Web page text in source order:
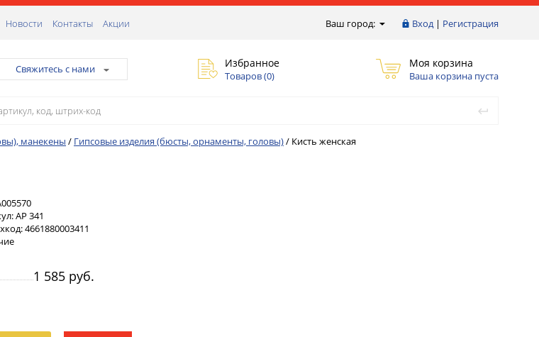
Ваш город: Вход| Регистрация
Новости Контакты Акции
Свяжитесь с нами Избранное
Товаров (0)
Моя корзина
Ваша корзина пуста
манекены / Гипсовые изделия (бюсты, орнаменты, головы)/ Кисть женская
AP 341
4661880003411
1 585 руб.